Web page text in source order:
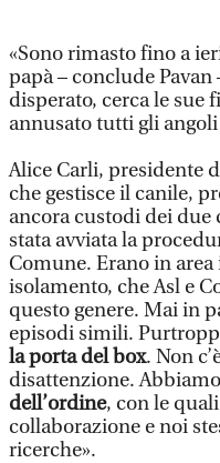
«Sono rimasto fino a
papà – conclude Pavan
disperato, cerca le sue
annusato tutti gli
Alice Carli, presidente
che gestisce il canile,
ancora custodi dei due
stata avviata la
Comune. Erano in
isolamento, che Asl e
questo genere. Mai in
episodi simili.
la porta del box. Non
disattenzione.
dell’ordine, con le
collaborazione e noi
ricerche».